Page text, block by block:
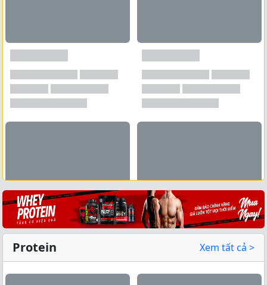
Xem tất cả →
Protein Xem tất cả >